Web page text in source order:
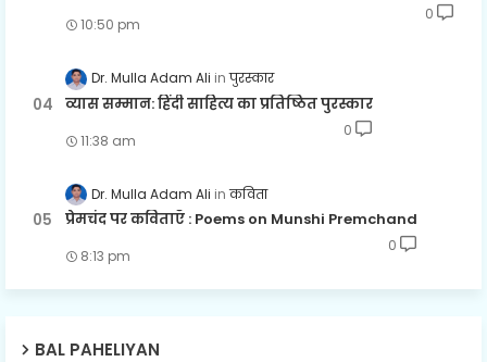
10:50 pm
0
Dr. Mulla Adam Ali पुरस्कार
व्यास सम्मान: हिंदी साहित्य का प्रतिष्ठित पुरस्कार
11:38 am
0
Dr. Mulla Adam Ali कविता
प्रेमचंद पर कविताएँ : Poems on Munshi Premchand
8:13 pm
0
BAL PAHELIYAN